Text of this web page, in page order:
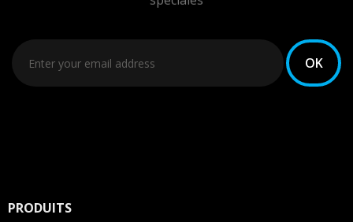
speciales
PRODUITS